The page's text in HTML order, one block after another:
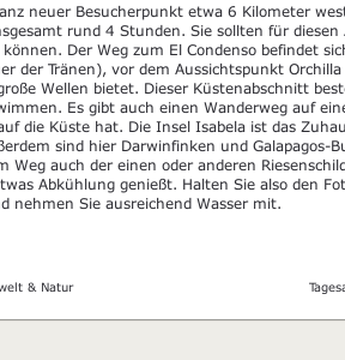
neuer Besucherpunkt etwa 6 Kilometer
rund 4 Stunden. Sie sollten für
Der Weg zum El Condenso befindet
der Tränen), vor dem Aussichtspunkt
Wellen bietet. Dieser Küstenabschnitt
Es gibt auch einen Wanderweg auf
die Küste hat. Die Insel Isabela ist das
sind hier Darwinfinken und Galapagos-
Weg auch der einen oder anderen
Abkühlung genießt. Halten Sie also den
nehmen Sie ausreichend Wasser mit.
& Natur